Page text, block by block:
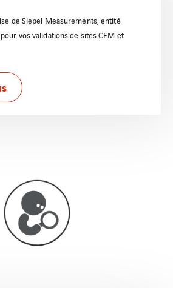
de Siepel Measurements, entité
vos validations de sites CEM et